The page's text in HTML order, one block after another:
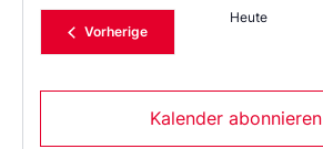
VorherigeVeranstaltungen
Heute
Kalender abonnieren